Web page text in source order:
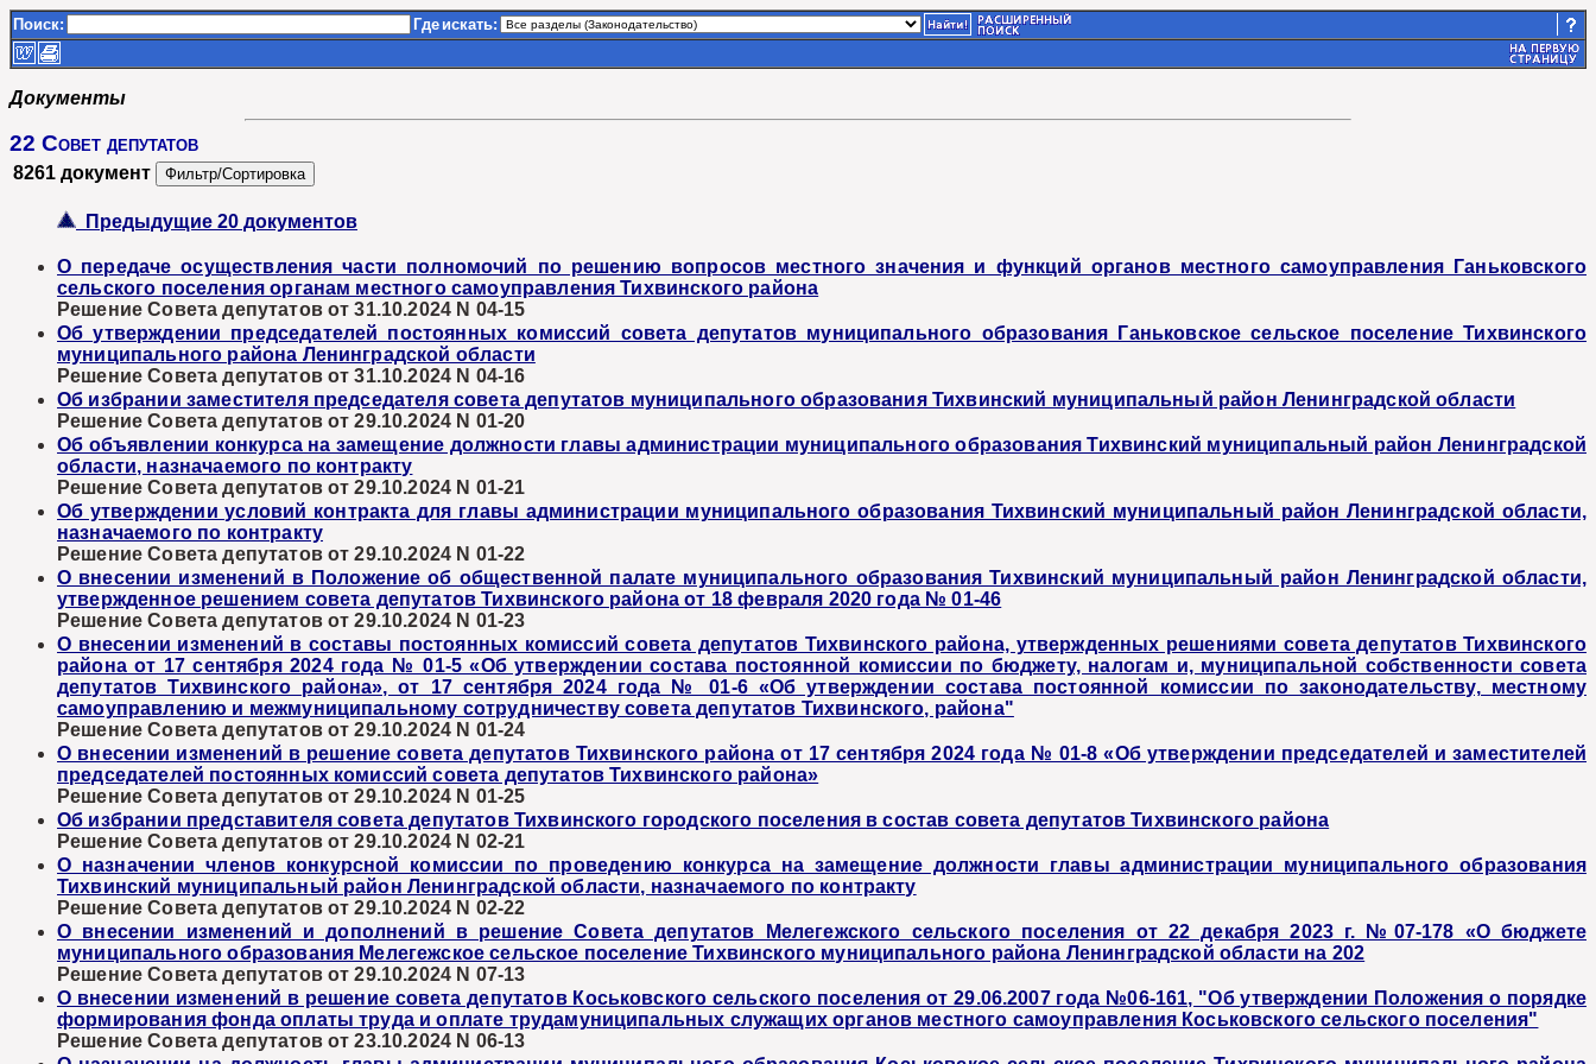
Поиск: Где искать:
Документы
22 Совет депутатов
8261 документ
Предыдущие 20 документов
О передаче осуществления части полномочий по решению вопросов местного значения и функций органов местного самоуправления Ганьковского
сельского поселения органам местного самоуправления Тихвинского района
Решение Совета депутатов от 31.10.2024 N 04-15
Об утверждении председателей постоянных комиссий совета депутатов муниципального образования Ганьковское сельское поселение Тихвинского
муниципального района Ленинградской области
Решение Совета депутатов от 31.10.2024 N 04-16
Об избрании заместителя председателя совета депутатов муниципального образования Тихвинский муниципальный район Ленинградской области
Решение Совета депутатов от 29.10.2024 N 01-20
Об объявлении конкурса на замещение должности главы администрации муниципального образования Тихвинский муниципальный район Ленинградской
области, назначаемого по контракту
Решение Совета депутатов от 29.10.2024 N 01-21
Об утверждении условий контракта для главы администрации муниципального образования Тихвинский муниципальный район Ленинградской области,
назначаемого по контракту
Решение Совета депутатов от 29.10.2024 N 01-22
О внесении изменений в Положение об общественной палате муниципального образования Тихвинский муниципальный район Ленинградской области,
утвержденное решением совета депутатов Тихвинского района от 18 февраля 2020 года № 01-46
Решение Совета депутатов от 29.10.2024 N 01-23
О внесении изменений в составы постоянных комиссий совета депутатов Тихвинского района, утвержденных решениями совета депутатов Тихвинского
района от 17 сентября 2024 года № 01-5 «Об утверждении состава постоянной комиссии по бюджету, налогам и, муниципальной собственности совета
депутатов Тихвинского района», от 17 сентября 2024 года № 01-6 «Об утверждении состава постоянной комиссии по законодательству, местному
самоуправлению и межмуниципальному сотрудничеству совета депутатов Тихвинского, района"
Решение Совета депутатов от 29.10.2024 N 01-24
О внесении изменений в решение совета депутатов Тихвинского района от 17 сентября 2024 года № 01-8 «Об утверждении председателей и заместителей
председателей постоянных комиссий совета депутатов Тихвинского района»
Решение Совета депутатов от 29.10.2024 N 01-25
Об избрании представителя совета депутатов Тихвинского городского поселения в состав совета депутатов Тихвинского района
Решение Совета депутатов от 29.10.2024 N 02-21
О назначении членов конкурсной комиссии по проведению конкурса на замещение должности главы администрации муниципального образования
Тихвинский муниципальный район Ленинградской области, назначаемого по контракту
Решение Совета депутатов от 29.10.2024 N 02-22
О внесении изменений и дополнений в решение Совета депутатов Мелегежского сельского поселения от 22 декабря 2023 г. №07-178 «О бюджете
муниципального образования Мелегежское сельское поселение Тихвинского муниципального района Ленинградской области на 202
Решение Совета депутатов от 29.10.2024 N 07-13
О внесении изменений в решение совета депутатов Коськовского сельского поселения от 29.06.2007 года №06-161, "Об утверждении Положения о порядке
формирования фонда оплаты труда и оплате трудамуниципальных служащих органов местного самоуправления Коськовского сельского поселения"
Решение Совета депутатов от 23.10.2024 N 06-13